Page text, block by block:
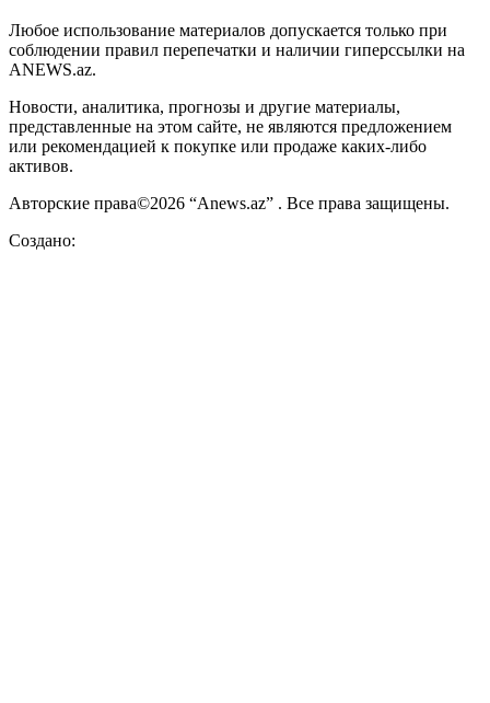
Любое использование материалов допускается только при
соблюдении правил перепечатки и наличии гиперссылки на
ANEWS.az.
Новости, аналитика, прогнозы и другие материалы,
представленные на этом сайте, не являются предложением
или рекомендацией к покупке или продаже каких-либо
активов.
Авторские права©2026 “Anews.az” . Все права защищены.
Создано: